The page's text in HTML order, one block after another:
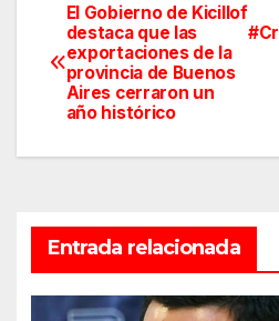
Navegación
de
entradas
El Gobierno de Kicillof
destaca que las
exportaciones de la
provincia de Buenos
Aires cerraron un
año histórico
Entrada relacionada